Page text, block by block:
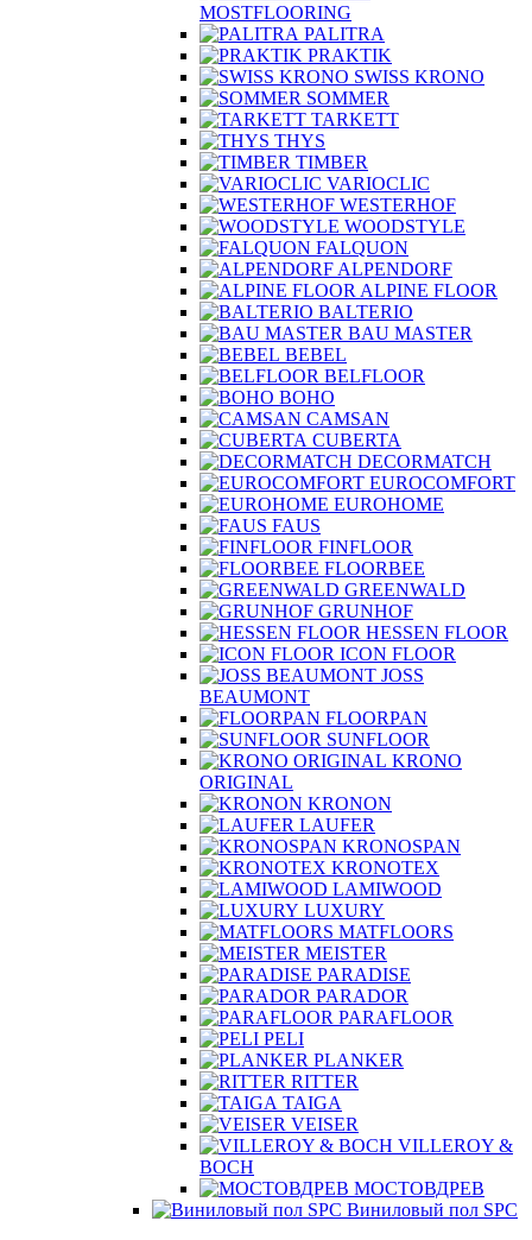
MOSTFLOORING
PALITRA
PRAKTIK
SWISS KRONO
SOMMER
TARKETT
THYS
TIMBER
VARIOCLIC
WESTERHOF
WOODSTYLE
FALQUON
ALPENDORF
ALPINE FLOOR
BALTERIO
BAU MASTER
BEBEL
BELFLOOR
BOHO
CAMSAN
CUBERTA
DECORMATCH
EUROCOMFORT
EUROHOME
FAUS
FINFLOOR
FLOORBEE
GREENWALD
GRUNHOF
HESSEN FLOOR
ICON FLOOR
JOSS
BEAUMONT
FLOORPAN
SUNFLOOR
KRONO
ORIGINAL
KRONON
LAUFER
KRONOSPAN
KRONOTEX
LAMIWOOD
LUXURY
MATFLOORS
MEISTER
PARADISE
PARADOR
PARAFLOOR
PELI
PLANKER
RITTER
TAIGA
VEISER
VILLEROY &
BOCH
МОСТОВДРЕВ
Виниловый пол SPC